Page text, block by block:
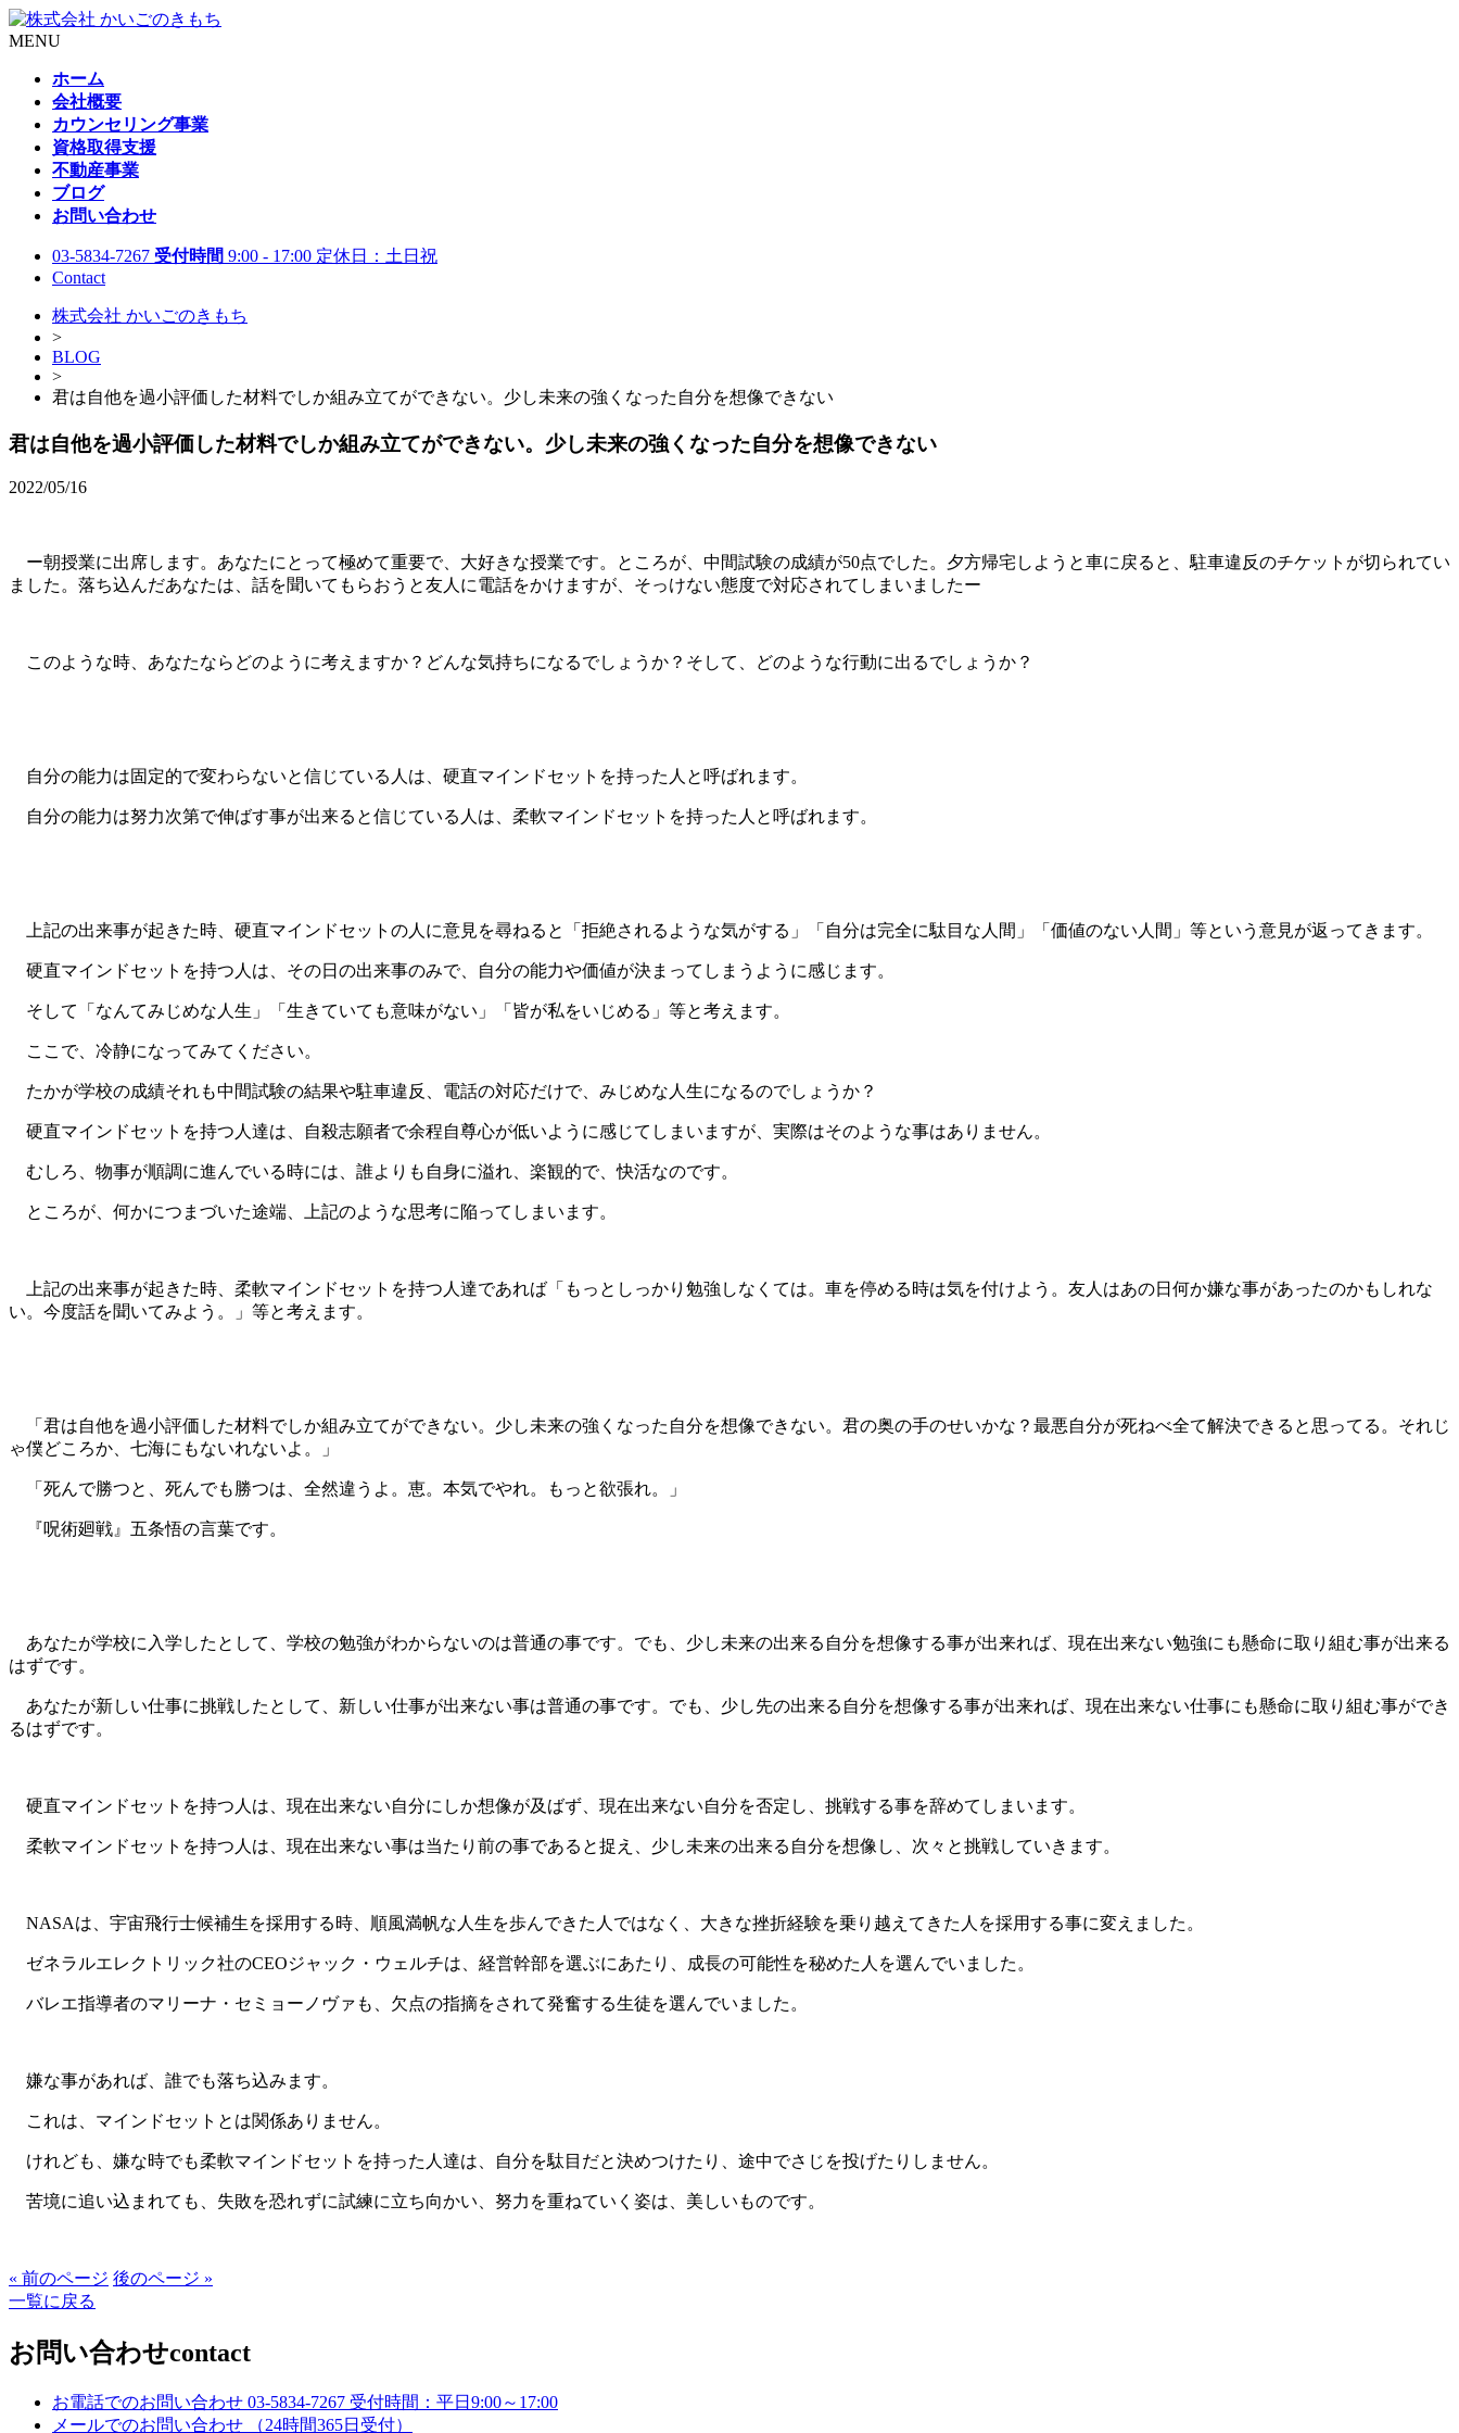
MENU
ホーム
会社概要
カウンセリング事業
資格取得支援
不動産事業
ブログ
お問い合わせ
03-5834-7267 受付時間 9:00 - 17:00 定休日：土日祝
Contact
株式会社 かいごのきもち
>
BLOG
>
君は自他を過小評価した材料でしか組み立てができない。少し未来の強くなった自分を想像できない
君は自他を過小評価した材料でしか組み立てができない。少し未来の強くなった自分を想像できない
2022/05/16
ー朝授業に出席します。あなたにとって極めて重要で、大好きな授業です。ところが、中間試験の成績が50点でした。夕方帰宅しようと車に戻ると、駐車違反のチケットが切られてい
ました。落ち込んだあなたは、話を聞いてもらおうと友人に電話をかけますが、そっけない態度で対応されてしまいましたー
このような時、あなたならどのように考えますか？どんな気持ちになるでしょうか？そして、どのような行動に出るでしょうか？
自分の能力は固定的で変わらないと信じている人は、硬直マインドセットを持った人と呼ばれます。
自分の能力は努力次第で伸ばす事が出来ると信じている人は、柔軟マインドセットを持った人と呼ばれます。
上記の出来事が起きた時、硬直マインドセットの人に意見を尋ねると「拒絶されるような気がする」「自分は完全に駄目な人間」「価値のない人間」等という意見が返ってきます。
硬直マインドセットを持つ人は、その日の出来事のみで、自分の能力や価値が決まってしまうように感じます。
そして「なんてみじめな人生」「生きていても意味がない」「皆が私をいじめる」等と考えます。
ここで、冷静になってみてください。
たかが学校の成績それも中間試験の結果や駐車違反、電話の対応だけで、みじめな人生になるのでしょうか？
硬直マインドセットを持つ人達は、自殺志願者で余程自尊心が低いように感じてしまいますが、実際はそのような事はありません。
むしろ、物事が順調に進んでいる時には、誰よりも自身に溢れ、楽観的で、快活なのです。
ところが、何かにつまづいた途端、上記のような思考に陥ってしまいます。
上記の出来事が起きた時、柔軟マインドセットを持つ人達であれば「もっとしっかり勉強しなくては。車を停める時は気を付けよう。友人はあの日何か嫌な事があったのかもしれな
い。今度話を聞いてみよう。」等と考えます。
「君は自他を過小評価した材料でしか組み立てができない。少し未来の強くなった自分を想像できない。君の奥の手のせいかな？最悪自分が死ねべ全て解決できると思ってる。それじ
ゃ僕どころか、七海にもないれないよ。」
「死んで勝つと、死んでも勝つは、全然違うよ。恵。本気でやれ。もっと欲張れ。」
『呪術廻戦』五条悟の言葉です。
あなたが学校に入学したとして、学校の勉強がわからないのは普通の事です。でも、少し未来の出来る自分を想像する事が出来れば、現在出来ない勉強にも懸命に取り組む事が出来る
はずです。
あなたが新しい仕事に挑戦したとして、新しい仕事が出来ない事は普通の事です。でも、少し先の出来る自分を想像する事が出来れば、現在出来ない仕事にも懸命に取り組む事ができ
るはずです。
硬直マインドセットを持つ人は、現在出来ない自分にしか想像が及ばず、現在出来ない自分を否定し、挑戦する事を辞めてしまいます。
柔軟マインドセットを持つ人は、現在出来ない事は当たり前の事であると捉え、少し未来の出来る自分を想像し、次々と挑戦していきます。
NASAは、宇宙飛行士候補生を採用する時、順風満帆な人生を歩んできた人ではなく、大きな挫折経験を乗り越えてきた人を採用する事に変えました。
ゼネラルエレクトリック社のCEOジャック・ウェルチは、経営幹部を選ぶにあたり、成長の可能性を秘めた人を選んでいました。
バレエ指導者のマリーナ・セミョーノヴァも、欠点の指摘をされて発奮する生徒を選んでいました。
嫌な事があれば、誰でも落ち込みます。
これは、マインドセットとは関係ありません。
けれども、嫌な時でも柔軟マインドセットを持った人達は、自分を駄目だと決めつけたり、途中でさじを投げたりしません。
苦境に追い込まれても、失敗を恐れずに試練に立ち向かい、努力を重ねていく姿は、美しいものです。
« 前のページ 後のページ »
一覧に戻る
お問い合わせcontact
お電話でのお問い合わせ 03-5834-7267 受付時間：平日9:00～17:00
メールでのお問い合わせ
（24時間365日受付）